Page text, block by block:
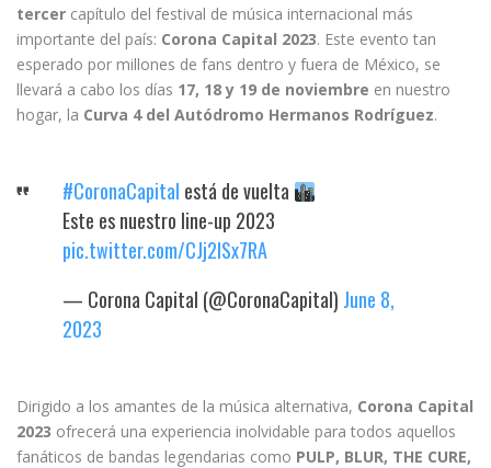
tercer capítulo del festival de música internacional más
importante del país: Corona Capital 2023. Este evento tan
esperado por millones de fans dentro y fuera de México, se
llevará a cabo los días 17, 18 y 19 de noviembre en nuestro
hogar, la Curva 4 del Autódromo Hermanos Rodríguez.
#CoronaCapital está de vuelta
Este es nuestro line-up 2023
pic.twitter.com/CJj2lSx7RA
— Corona Capital (@CoronaCapital) June 8,
2023
Dirigido a los amantes de la música alternativa, Corona Capital
2023 ofrecerá una experiencia inolvidable para todos aquellos
fanáticos de bandas legendarias como PULP, BLUR, THE CURE,